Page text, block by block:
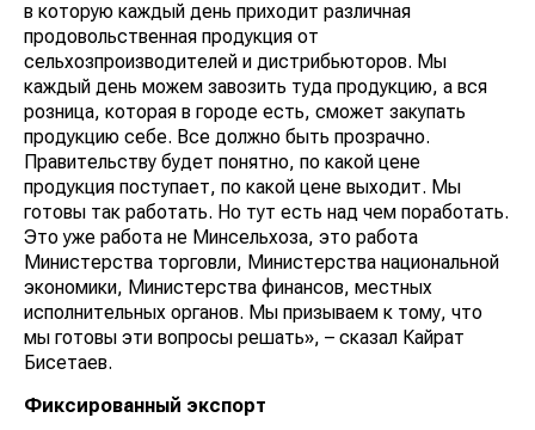
в которую каждый день приходит различная
продовольственная продукция от
сельхозпроизводителей и дистрибьюторов. Мы
каждый день можем завозить туда продукцию, а вся
розница, которая в городе есть, сможет закупать
продукцию себе. Все должно быть прозрачно.
Правительству будет понятно, по какой цене
продукция поступает, по какой цене выходит. Мы
готовы так работать. Но тут есть над чем поработать.
Это уже работа не Минсельхоза, это работа
Министерства торговли, Министерства национальной
экономики, Министерства финансов, местных
исполнительных органов. Мы призываем к тому, что
мы готовы эти вопросы решать», – сказал Кайрат
Бисетаев.
Фиксированный экспорт